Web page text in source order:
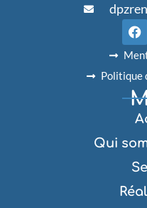
F
a
c
e
b
o
o
k
Politique
Qui